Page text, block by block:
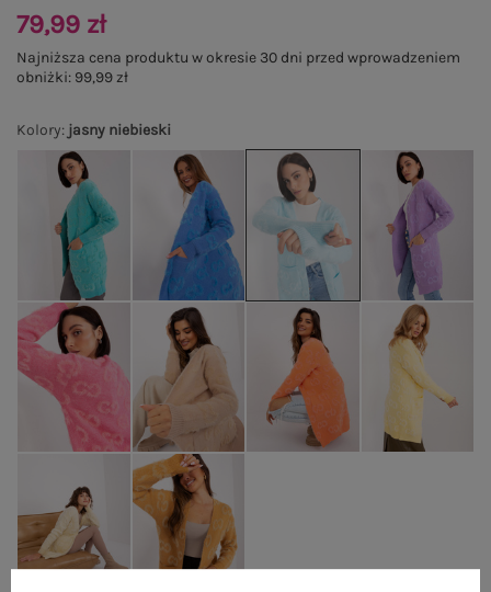
Kolory: jasny niebieski
79,99 zł
Najniższa cena produktu w okresie 30 dni przed wprowadzeniem
obniżki: 99,99 zł